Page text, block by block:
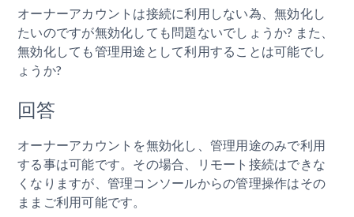
オーナーアカウントは接続に利用しない為、無効化し
たいのですが無効化しても問題ないでしょうか? また、
無効化しても管理用途として利用することは可能でし
ょうか?
回答
オーナーアカウントを無効化し、管理用途のみで利用
する事は可能です。その場合、リモート接続はできな
くなりますが、管理コンソールからの管理操作はその
ままご利用可能です。